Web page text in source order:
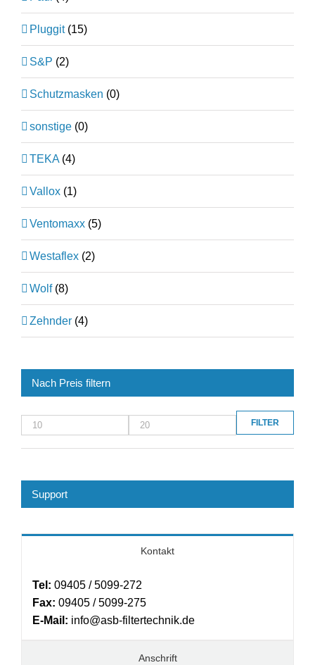
Pluggit (15)
S&P (2)
Schutzmasken (0)
sonstige (0)
TEKA (4)
Vallox (1)
Ventomaxx (5)
Westaflex (2)
Wolf (8)
Zehnder (4)
Nach Preis filtern
Min.
Preis
Max.
Preis
FILTER
Support
Kontakt
Tel: 09405 / 5099-272
Fax: 09405 / 5099-275
E-Mail: info@asb-filtertechnik.de
Anschrift